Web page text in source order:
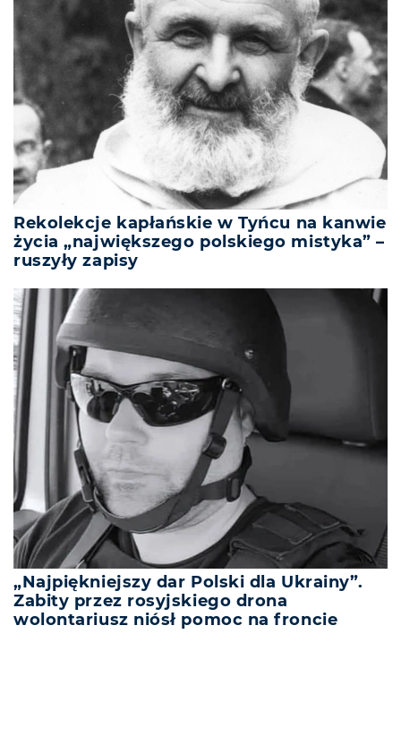
Rekolekcje kapłańskie w Tyńcu na kanwie
życia „największego polskiego mistyka” –
ruszyły zapisy
„Najpiękniejszy dar Polski dla Ukrainy”.
Zabity przez rosyjskiego drona
wolontariusz niósł pomoc na froncie